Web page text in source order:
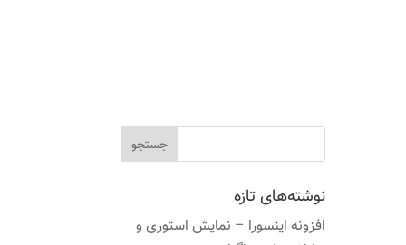
نوشته‌های تازه
افزونه اینسورا – نمایش استوری و